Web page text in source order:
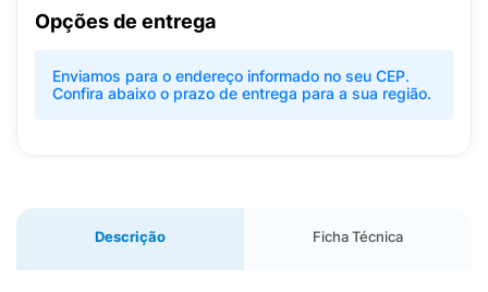
Opções de entrega
Enviamos para o endereço informado no seu CEP.
Confira abaixo o prazo de entrega para a sua região.
Descrição Ficha Técnica